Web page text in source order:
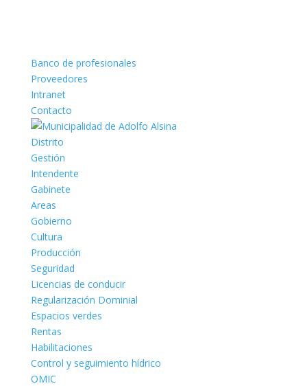
Banco de profesionales
Proveedores
Intranet
Contacto
Distrito
Gestión
Intendente
Gabinete
Areas
Gobierno
Cultura
Producción
Seguridad
Licencias de conducir
Regularización Dominial
Espacios verdes
Rentas
Habilitaciones
Control y seguimiento hídrico
OMIC